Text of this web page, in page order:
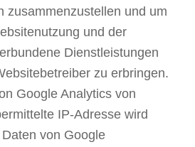
zusammenzustellen und um
und der
Dienstleistungen
zu erbringen.
Google Analytics von
IP-Adresse wird
von Google